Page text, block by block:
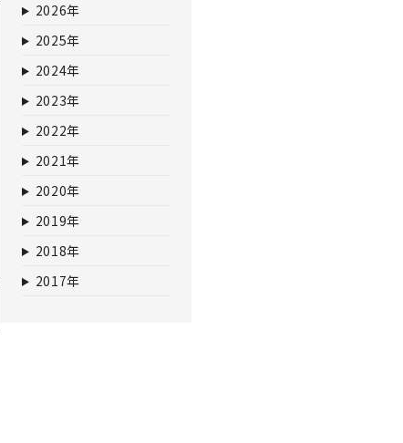
2026年
2025年
2024年
2023年
2022年
2021年
2020年
2019年
2018年
2017年